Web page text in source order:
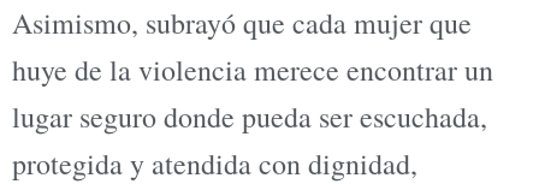
Asimismo, subrayó que cada mujer que
huye de la violencia merece encontrar un
lugar seguro donde pueda ser escuchada,
protegida y atendida con dignidad,